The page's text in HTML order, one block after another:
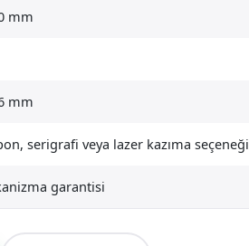
mm
mm
serigrafi veya lazer kazıma seçeneği
garantisi